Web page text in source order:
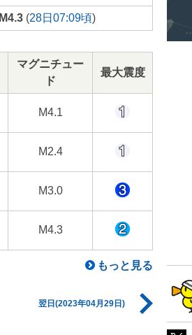
M4.3(28日07:09頃)
マグニチュー
ド
最大震度
M4.1
M2.4
M3.0
M4.3
もっと見る
翌日(2023年04月29日)